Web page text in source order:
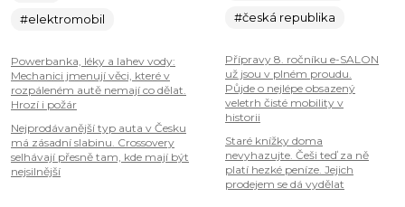
#elektromobil
Powerbanka, léky a lahev vody:
Mechanici jmenují věci, které v
rozpáleném autě nemají co dělat.
Hrozí i požár
Nejprodávanější typ auta v Česku
má zásadní slabinu. Crossovery
selhávají přesně tam, kde mají být
nejsilnější
#česká republika
Přípravy 8. ročníku e-SALON
už jsou v plném proudu.
Půjde o nejlépe obsazený
veletrh čisté mobility v
historii
Staré knížky doma
nevyhazujte. Češi teď za ně
platí hezké peníze. Jejich
prodejem se dá vydělat